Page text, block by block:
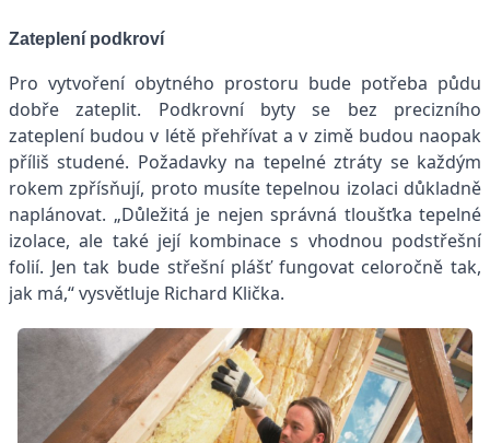
Zateplení podkroví
Pro vytvoření obytného prostoru bude potřeba půdu
dobře zateplit. Podkrovní byty se bez precizního
zateplení budou v létě přehřívat a v zimě budou naopak
příliš studené. Požadavky na tepelné ztráty se každým
rokem zpřísňují, proto musíte tepelnou izolaci důkladně
naplánovat. „Důležitá je nejen správná tloušťka tepelné
izolace, ale také její kombinace s vhodnou podstřešní
folií. Jen tak bude střešní plášť fungovat celoročně tak,
jak má,“ vysvětluje Richard Klička.